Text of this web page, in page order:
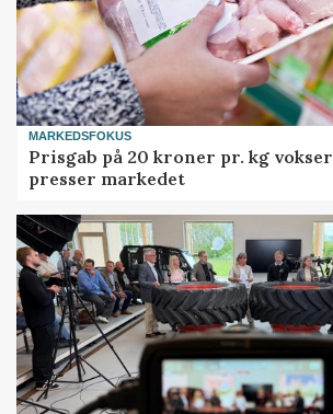
MARKEDSFOKUS
Prisgab på 20 kroner pr. kg
presser markedet